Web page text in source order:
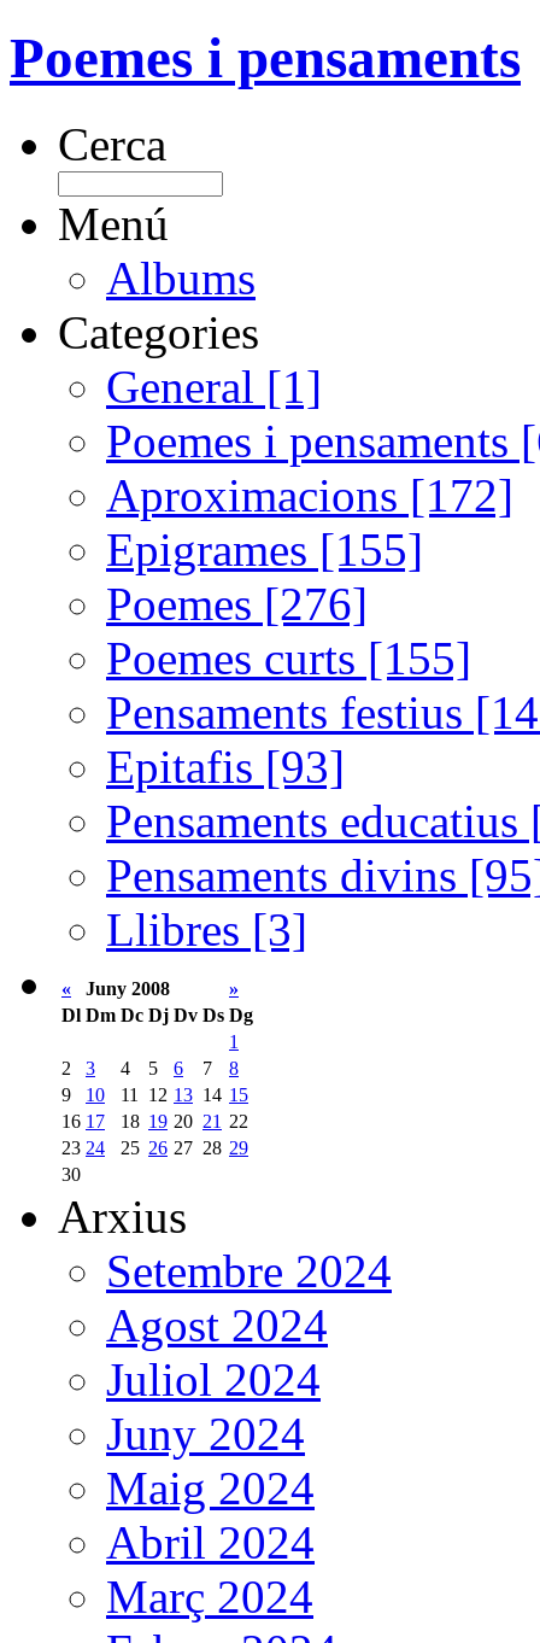
Poemes i pensaments
Cerca
Menú
Albums
Categories
General [1]
Poemes i pensaments
Aproximacions [172]
Epigrames [155]
Poemes [276]
Poemes curts [155]
Pensaments festius
Epitafis [93]
Pensaments
Pensaments divins
Llibres [3]
« Juny 2008
»
Dl Dm Dc Dj Dv Ds Dg
1
2
3 4 5 6 7
8
9
10 11 12 13 14 15
16 17 18 19 20 21 22
23 24 25 26 27 28 29
30
Arxius
Setembre 2024
Agost 2024
Juliol 2024
Juny 2024
Maig 2024
Abril 2024
Març 2024